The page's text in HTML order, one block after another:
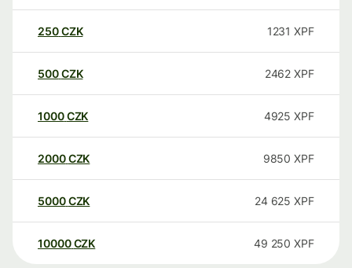
250CZK 1231 XPF
500CZK 2462 XPF
1000CZK 4925 XPF
2000CZK 9850 XPF
5000CZK 24 625 XPF
10000 CZK 49 250 XPF